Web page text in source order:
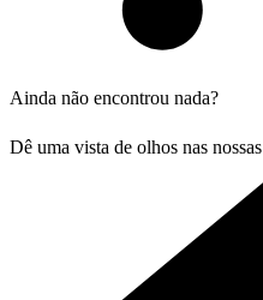
Ainda não encontrou nada?
Dê uma vista de olhos nas nossas